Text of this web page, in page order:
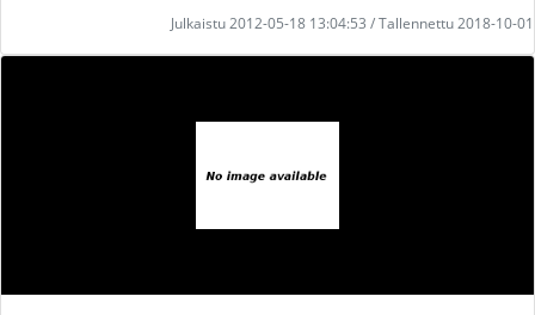
Julkaistu 2012-05-18 13:04:53 / Tallennettu 2018-10-01